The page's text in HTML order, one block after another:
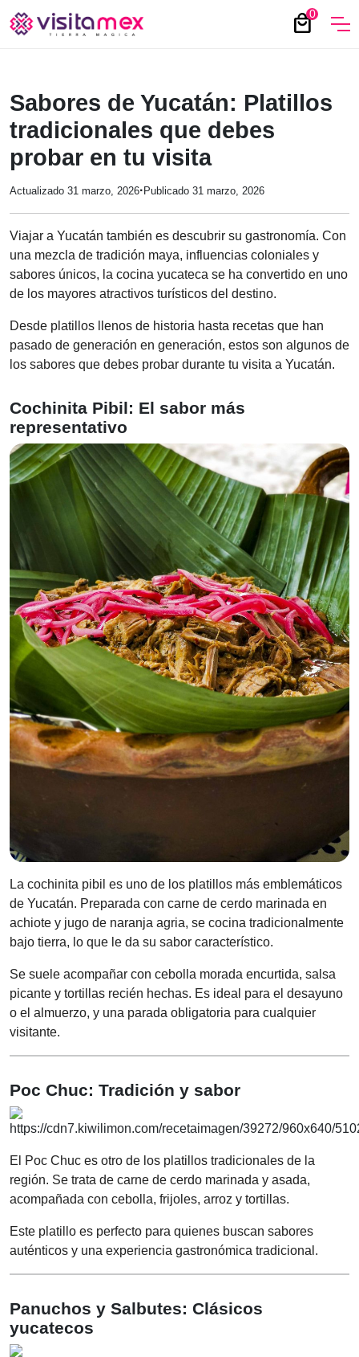
0
local_mall
Sabores de Yucatán: Platillos
tradicionales que debes
probar en tu visita
Actualizado 31 marzo, 2026·Publicado 31 marzo, 2026
Viajar a Yucatán también es descubrir su gastronomía. Con
una mezcla de tradición maya, influencias coloniales y
sabores únicos, la cocina yucateca se ha convertido en uno
de los mayores atractivos turísticos del destino.
Desde platillos llenos de historia hasta recetas que han
pasado de generación en generación, estos son algunos de
los sabores que debes probar durante tu visita a Yucatán.
Cochinita Pibil: El sabor más
representativo
La cochinita pibil es uno de los platillos más emblemáticos
de Yucatán. Preparada con carne de cerdo marinada en
achiote y jugo de naranja agria, se cocina tradicionalmente
bajo tierra, lo que le da su sabor característico.
Se suele acompañar con cebolla morada encurtida, salsa
picante y tortillas recién hechas. Es ideal para el desayuno
o el almuerzo, y una parada obligatoria para cualquier
visitante.
Poc Chuc: Tradición y sabor
El Poc Chuc es otro de los platillos tradicionales de la
región. Se trata de carne de cerdo marinada y asada,
acompañada con cebolla, frijoles, arroz y tortillas.
Este platillo es perfecto para quienes buscan sabores
auténticos y una experiencia gastronómica tradicional.
Panuchos y Salbutes: Clásicos
yucatecos